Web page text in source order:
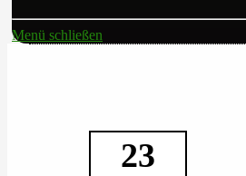
Menü schließen
23